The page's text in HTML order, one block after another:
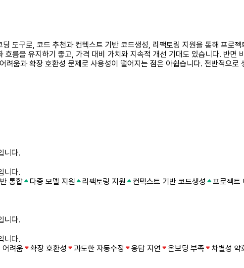
도구로, 코드 추천과 컨텍스트 기반 코드생성, 리팩토링 지원을 통해 프로
름을 유지하기 좋고, 가격 대비 가치와 지속적 개선 기대도 있습니다. 반면
움과 확장 호환성 문제로 사용성이 떨어지는 점은 아쉽습니다. 전반적으
니다.
니다.
통합 다중 모델 지원 리팩토링 지원 컨텍스트 기반 코드생성 프로젝트
니다.
니다.
어려움 확장 호환성 과도한 자동수정 응답 지연 온보딩 부족
차별성 약